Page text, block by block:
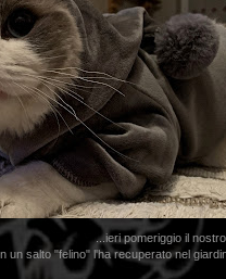
...ieri pomeriggio il
un salto "felino" l'ha recuperato nel